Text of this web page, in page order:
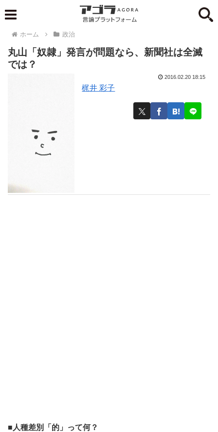
ホーム 政治
丸山「奴隷」発言が問題なら、新聞社は全滅
では？
梶井 彩子
2016.02.20 18:15
■人種差別「的」って何？